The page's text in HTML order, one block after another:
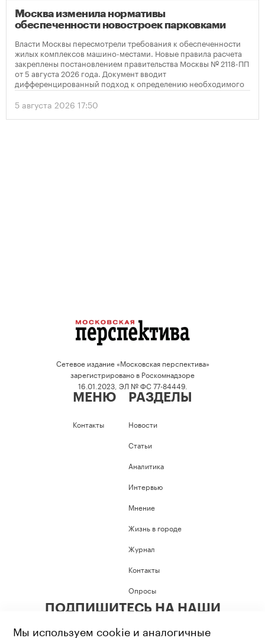
Москва изменила нормативы
обеспеченности новостроек парковками
Власти Москвы пересмотрели требования к обеспеченности
жилых комплексов машино-местами. Новые правила расчета
закреплены постановлением правительства Москвы № 2118-ПП
от 5 августа 2026 года. Документ вводит
дифференцированный подход к определению необходимого
количества парковок в зависимости от площади квартир и
устанавливает переходный период для уже согласованных
проектов.
5 августа 2026 17:50
Сетевое издание «Московская перспектива»
зарегистрировано в Роскомнадзоре
16.01.2023, ЭЛ № ФС 77-84449.
МЕНЮ
Контакты
РАЗДЕЛЫ
Новости
Статьи
Аналитика
Интервью
Мнение
Жизнь в городе
Журнал
Контакты
Опросы
ПОДПИШИТЕСЬ НА НАШИ
Мы используем cookie и аналогичные